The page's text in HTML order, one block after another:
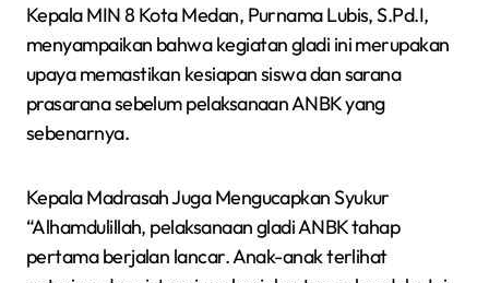
Kepala MIN 8 Kota Medan, Purnama Lubis, S.Pd.I,
menyampaikan bahwa kegiatan gladi ini merupakan
upaya memastikan kesiapan siswa dan sarana
prasarana sebelum pelaksanaan ANBK yang
sebenarnya.
Kepala Madrasah Juga Mengucapkan Syukur
“Alhamdulillah, pelaksanaan gladi ANBK tahap
pertama berjalan lancar. Anak-anak terlihat